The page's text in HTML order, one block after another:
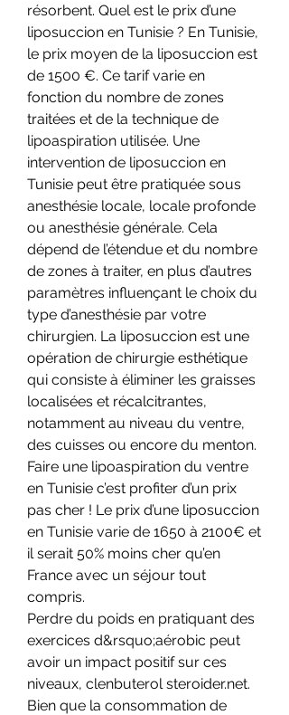
résorbent. Quel est le prix d’une
liposuccion en Tunisie ? En Tunisie,
le prix moyen de la liposuccion est
de 1500 €. Ce tarif varie en
fonction du nombre de zones
traitées et de la technique de
lipoaspiration utilisée. Une
intervention de liposuccion en
Tunisie peut être pratiquée sous
anesthésie locale, locale profonde
ou anesthésie générale. Cela
dépend de l’étendue et du nombre
de zones à traiter, en plus d’autres
paramètres influençant le choix du
type d’anesthésie par votre
chirurgien. La liposuccion est une
opération de chirurgie esthétique
qui consiste à éliminer les graisses
localisées et récalcitrantes,
notamment au niveau du ventre,
des cuisses ou encore du menton.
Faire une lipoaspiration du ventre
en Tunisie c’est profiter d’un prix
pas cher ! Le prix d’une liposuccion
en Tunisie varie de 1650 à 2100€ et
il serait 50% moins cher qu’en
France avec un séjour tout
compris.
Perdre du poids en pratiquant des
exercices d&rsquo;aérobic peut
avoir un impact positif sur ces
niveaux, clenbuterol steroider.net.
Bien que la consommation de